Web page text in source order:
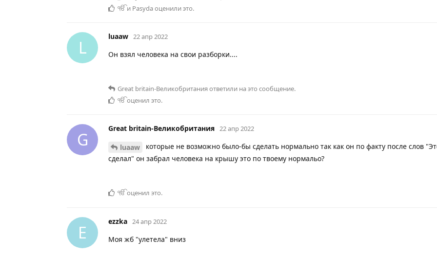
ੴи Pasydaоценили это.
L
luaaw 22 апр 2022
Он взял человека на свои разборки....
Great britain-Великобритания ответили на это сообщение.
ੴоценил это.
G
Great britain-Великобритания 22 апр 2022
luaaw
которые не возможно было-бы сделать нормально так как он по факту после слов
сделал" он забрал человека на крышу это по твоему нормальо?
ੴоценил это.
E
ezzka 24 апр 2022
Моя жб "улетела" вниз